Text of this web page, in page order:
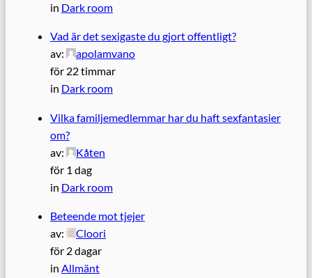
in Dark room
Vad är det sexigaste du gjort offentligt?
av:
apolamvano
för 22 timmar
in Dark room
Vilka familjemedlemmar har du haft sexfantasier
om?
av:
Kåten
för 1 dag
in Dark room
Beteende mot tjejer
av:
Cloori
för 2 dagar
in Allmänt